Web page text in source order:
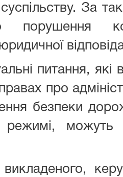
За
порушення
юридичної
питання, які
про
безпеки
режимі, можуть